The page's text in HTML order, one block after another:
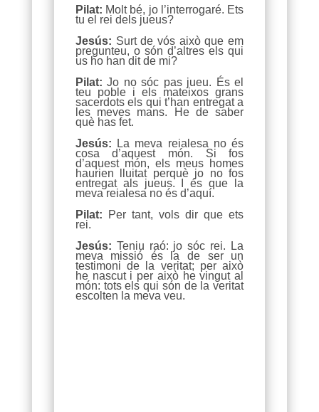
Pilat: Molt bé, jo l’interrogaré. Ets
tu el rei dels jueus?
Jesús: Surt de vós això que em
pregunteu, o són d’altres els qui
us ho han dit de mi?
Pilat: Jo no sóc pas jueu. És el
teu poble i els mateixos grans
sacerdots els qui t’han entregat a
les meves mans. He de saber
què has fet.
Jesús: La meva reialesa no és
cosa d’aquest món. Si fos
d’aquest món, els meus homes
haurien lluitat perquè jo no fos
entregat als jueus. I és que la
meva reialesa no és d’aquí.
Pilat: Per tant, vols dir que ets
rei.
Jesús: Teniu raó: jo sóc rei. La
meva missió és la de ser un
testimoni de la veritat; per això
he nascut i per això he vingut al
món: tots els qui són de la veritat
escolten la meva veu.